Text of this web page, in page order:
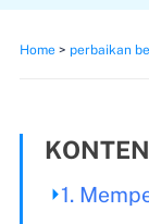
Home> perbaikan
1.